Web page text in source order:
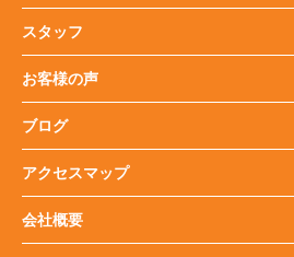
スタッフ
お客様の声
ブログ
アクセスマップ
会社概要